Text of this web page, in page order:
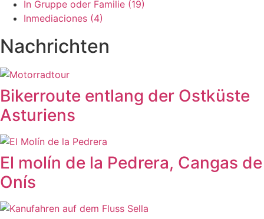
In Gruppe oder Familie (19)
Inmediaciones (4)
Nachrichten
Bikerroute entlang der Ostküste
Asturiens
El molín de la Pedrera, Cangas de
Onís